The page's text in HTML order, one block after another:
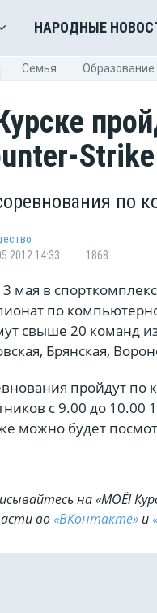
НАРОДНЫЕ
Cемья Oбразование
по
14:33
1868
мая в
по
свыше 20 команд
Брянская,
пройдут по
с 9.00 до 10.00
можно будет
на «МОЁ!
во«ВКонтакте» и